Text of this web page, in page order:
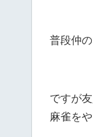
普段仲
ですが
麻雀を